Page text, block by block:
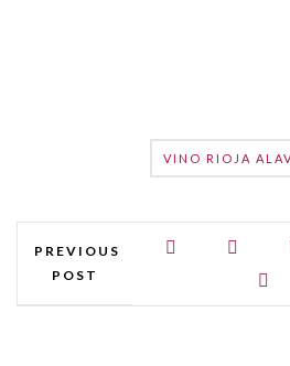
VINO RIOJA
PREVIOUS
POST